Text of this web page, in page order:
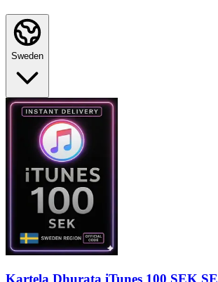
Sweden
Kartela Dhurata iTunes 100 SEK SE